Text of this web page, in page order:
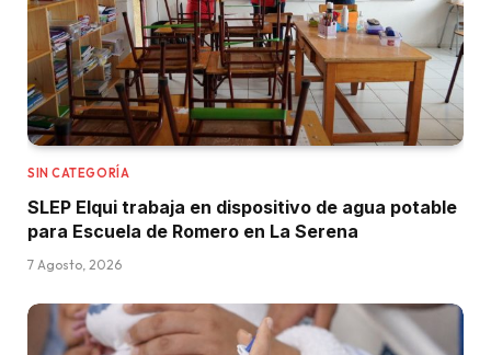
SIN CATEGORÍA
SLEP Elqui trabaja en dispositivo de agua potable
para Escuela de Romero en La Serena
7 Agosto, 2026